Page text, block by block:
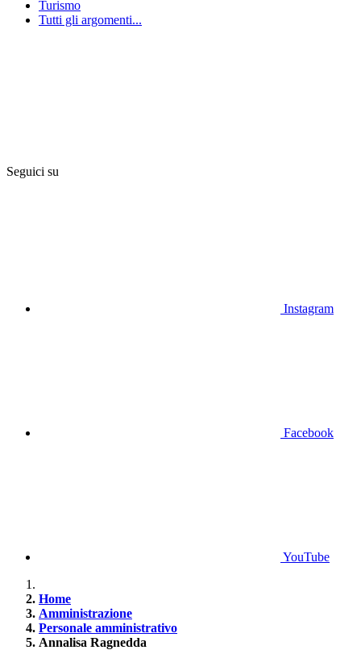
Turismo
Tutti gli argomenti...
Seguici su
Instagram
Facebook
YouTube
Home
Amministrazione
Personale amministrativo
Annalisa Ragnedda